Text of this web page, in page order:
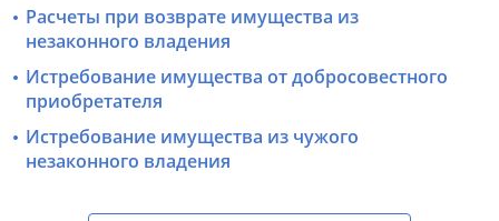
Расчеты при возврате имущества из
незаконного владения
Истребование имущества от добросовестного
приобретателя
Истребование имущества из чужого
незаконного владения